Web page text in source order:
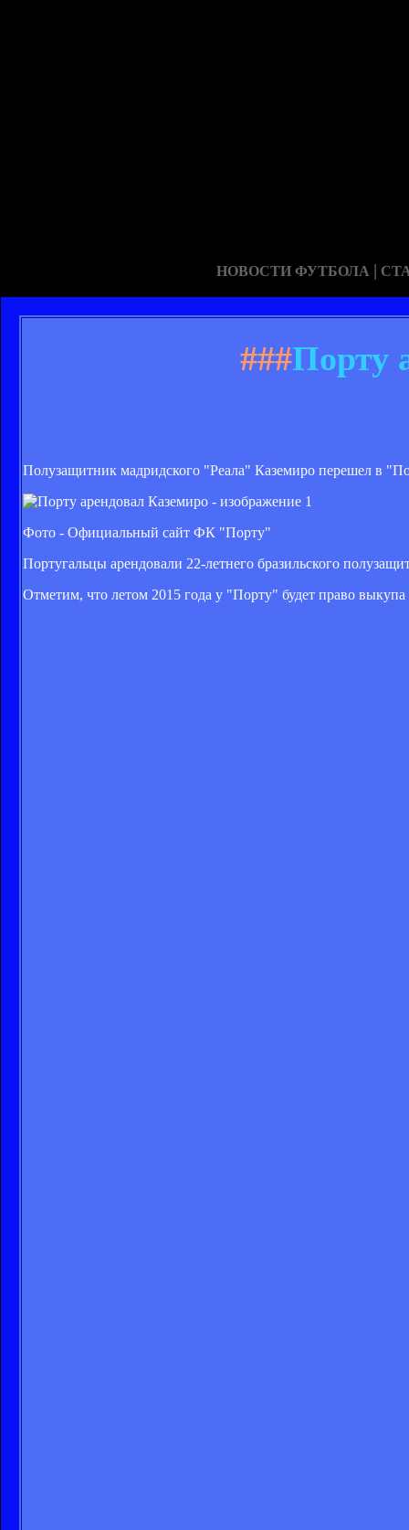
НОВОСТИ ФУТБОЛА |
###Порту
Полузащитник мадридского "Реала" Каземиро перешел в
Фото - Официальный сайт ФК "Порту"
Португальцы арендовали 22-летнего бразильского
Отметим, что летом 2015 года у "Порту" будет право